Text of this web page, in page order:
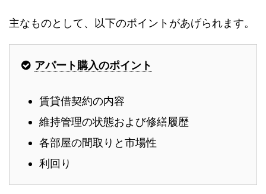
主なものとして、以下のポイントがあげられます。
アパート購入のポイント
賃貸借契約の内容
維持管理の状態および修繕履歴
各部屋の間取りと市場性
利回り